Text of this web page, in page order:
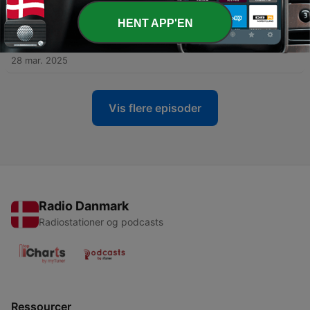
04 apr. 2025
11 - Gad vide, om det spejl hænger i et andet hjem et
sted i Danmark lige nu?
28 mar. 2025
Vis flere episoder
Radio Danmark
Radiostationer og podcasts
Ressourcer
HENT APP'EN